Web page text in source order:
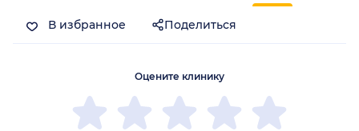
В избранное Поделиться
Оцените клинику